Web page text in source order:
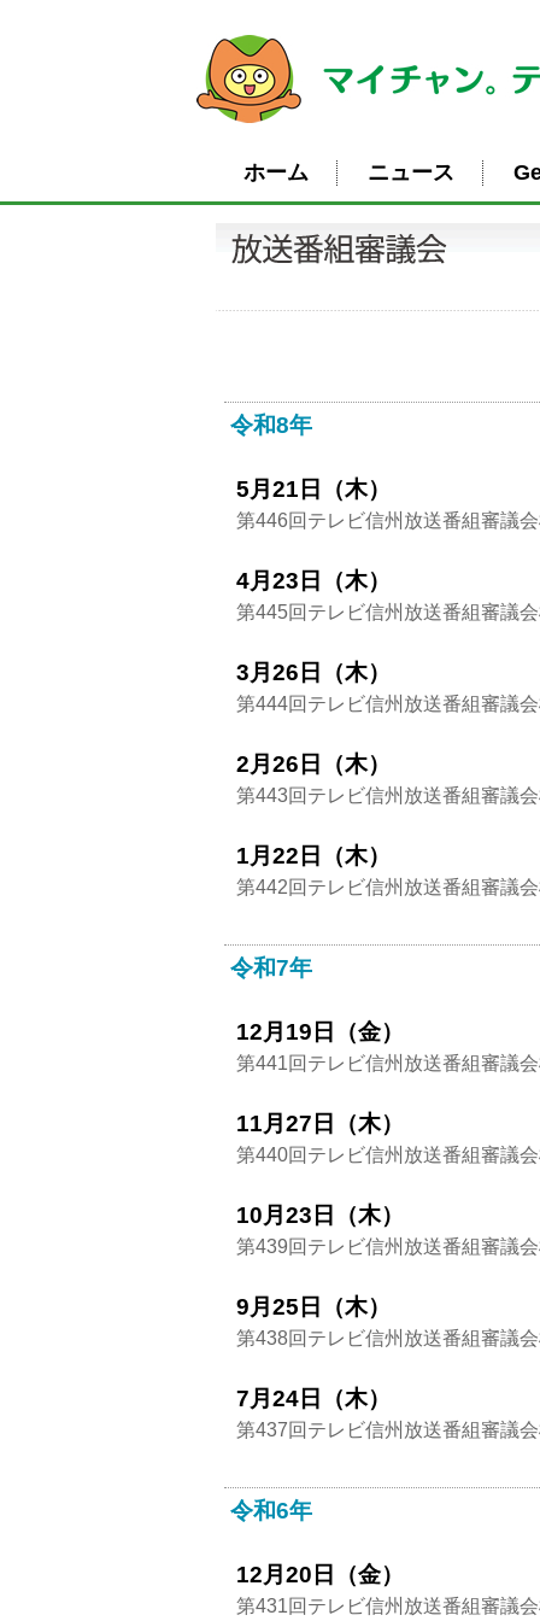
ホーム ニュース
令和8年
5月21日（木）
第446回テレビ信州放送番組審議
4月23日（木）
第445回テレビ信州放送番組審議
3月26日（木）
第444回テレビ信州放送番組審議
2月26日（木）
第443回テレビ信州放送番組審議
1月22日（木）
第442回テレビ信州放送番組審議
令和7年
12月19日（金）
第441回テレビ信州放送番組審議
11月27日（木）
第440回テレビ信州放送番組審議
10月23日（木）
第439回テレビ信州放送番組審議
9月25日（木）
第438回テレビ信州放送番組審議
7月24日（木）
第437回テレビ信州放送番組審議
令和6年
12月20日（金）
第431回テレビ信州放送番組審議